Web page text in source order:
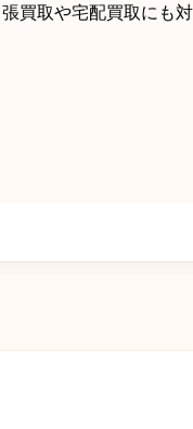
買取や宅配買取にも